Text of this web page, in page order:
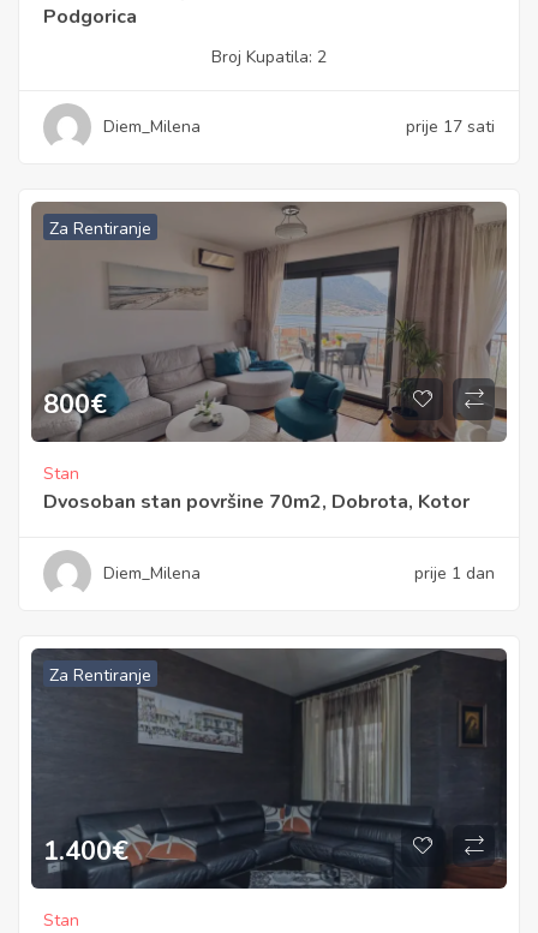
Podgorica
Broj Kupatila: 2
Diem_Milena prije 17 sati
Za Rentiranje
800€
Stan
Dvosoban stan površine 70m2, Dobrota, Kotor
Diem_Milena prije 1 dan
Za Rentiranje
1.400€
Stan